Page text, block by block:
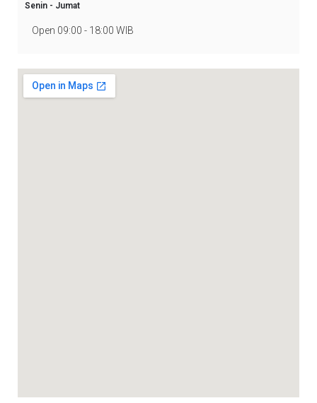
Senin - Jumat
Open 09:00 - 18:00 WIB